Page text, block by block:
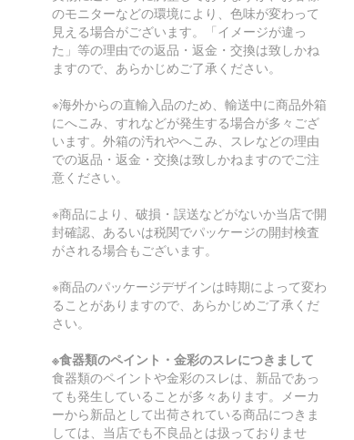
のモニターなどの環境により、色味が変わって
見える場合がございます。「イメージが違っ
た」等の理由での返品・返金・交換は致しかね
ますので、あらかじめご了承ください。
※海外からの直輸入品のため、輸送中に商品外箱
にへこみ、すれなどが発生する場合が多々ござ
います。外箱の汚れやへこみ、スレなどの理由
での返品・返金・交換は致しかねますのでご注
意ください。
※商品により、破損・誤送などがないか当店で開
封確認、あるいは税関でパッケージの開封検査
がされる場合もございます。
※商品のパッケージデザインは時期によって変わ
ることがありますので、あらかじめご了承くだ
さい。
※食器類のペイント・金彩のスレにつきまして
食器類のペイントや金彩のスレは、新品であっ
ても発生していることが多々あります。メーカ
ーから新品として出荷されている商品につきま
しては、当店でも不良品とは扱っておりませ